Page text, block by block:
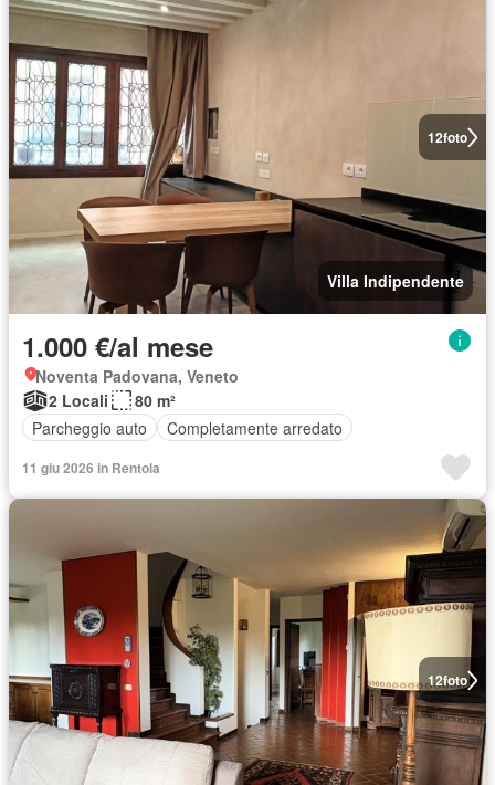
12foto
Villa Indipendente
1.000 €/al mese
Noventa Padovana, Veneto
2 Locali
80 m²
Parcheggio auto
Completamente arredato
11 giu 2026 in Rentola
12foto